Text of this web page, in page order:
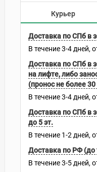
Курьер
Доставка по СПб в
В течение3-4 дней
Доставка по СПб в
на лифте, либо
(пронос не более
В течение3-4 дней
Доставка по СПб в
до 5 эт.
В течение 1-2 дней
Доставка по РФ (до
В течение3-5 дней